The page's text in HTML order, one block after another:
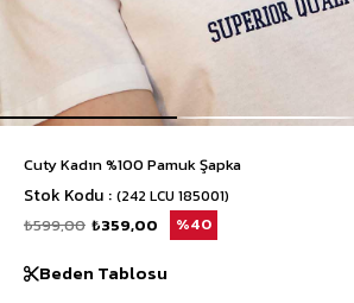
Cuty Kadın %100 Pamuk Şapka
Stok Kodu (242 LCU 185001)
₺599,00 ₺359,00 40
Beden Tablosu